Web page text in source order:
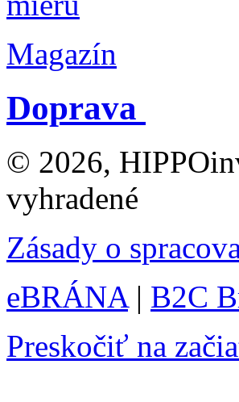
Magazín
Doprava
© 2026,
vyhradené
Zásady o
eBRÁNA| B2C
Preskočiť na